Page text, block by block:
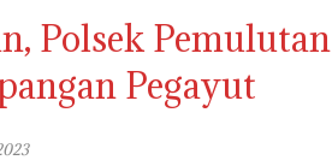
Polsek Pemulutan
Pegayut